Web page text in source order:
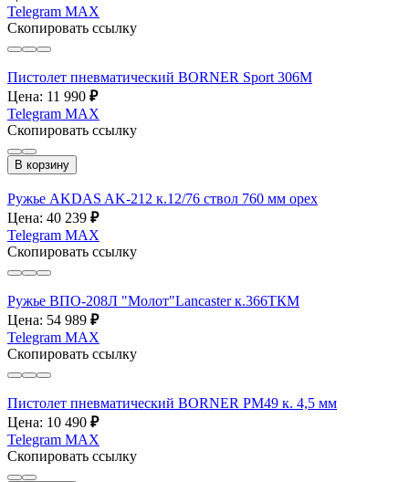
Telegram MAX
Скопировать ссылку
Пистолет пневматический BORNER Sport 306M
Цена: 11 990 ₽
Telegram MAX
Скопировать ссылку
В корзину
Ружье AKDAS AK-212 к.12/76 ствол 760 мм орех
Цена: 40 239 ₽
Telegram MAX
Скопировать ссылку
Ружье ВПО-208Л "Молот"Lancaster к.366ТКМ
Цена: 54 989 ₽
Telegram MAX
Скопировать ссылку
Пистолет пневматический BORNER PM49 к. 4,5 мм
Цена: 10 490 ₽
Telegram MAX
Скопировать ссылку